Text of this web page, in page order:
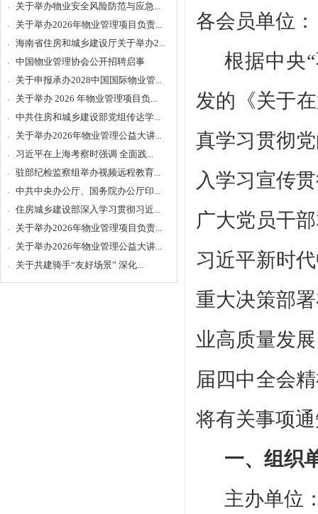
关于举办物业安全风险防范与应急...
关于举办2026年物业管理项目负责...
海南省住房和城乡建设厅关于举办2...
中国物业管理协会公开招聘启事
关于申报承办2028中国国际物业管...
关于举办 2026 年物业管理项目负...
中共住房和城乡建设部党组传达学...
关于举办2026年物业管理公益大讲...
习近平在上海考察时强调 全面践...
驻部纪检监察组举办视频远程教育...
中共中央办公厅、国务院办公厅印...
住房城乡建设部深入学习贯彻习近...
关于举办2026年物业管理项目负责...
关于举办2026年物业管理公益大讲...
关于共建骑手“友好场景” 深化...
各会员单位：
根据中央
发的《关于
真学习贯彻
入学习宣传
广大党员干
习近平新时
重大决策部
业高质量发
届四中全会
将有关事项
一、组织
主办单位